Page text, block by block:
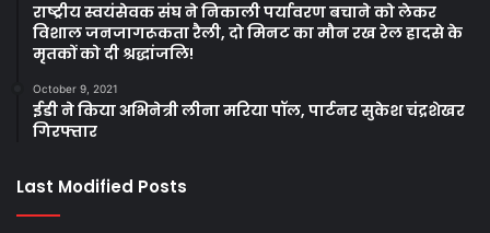
राष्ट्रीय स्वयंसेवक संघ ने निकाली पर्यावरण बचाने को लेकर
विशाल जनजागरूकता रैली, दो मिनट का मौन रख रेल हादसे के
मृतकों को दी श्रद्धांजलि!
October 9, 2021
ईडी ने किया अभिनेत्री लीना मरिया पॉल, पार्टनर सुकेश चंद्रशेखर
गिरफ्तार
Last Modified Posts